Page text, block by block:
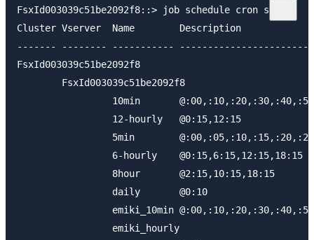
FsxId003039c51be2092f8::> job schedule cron show
Cluster Vserver  Name        Description
------- -------- -----------
FsxId003039c51be2092f8
        FsxId003039c51be2092f8
                 10min       @:00,:10,:20,:30,:40,:50
                 12-hourly   @0:15,12:15
5min
                 6-hourly    @0:15,6:15,12:15,18:15
                 8hour       @2:15,10:15,18:15
                 daily       @0:10
                 emiki_10min @:00,:10,:20,:30,:40,:50
                 emiki_hourly